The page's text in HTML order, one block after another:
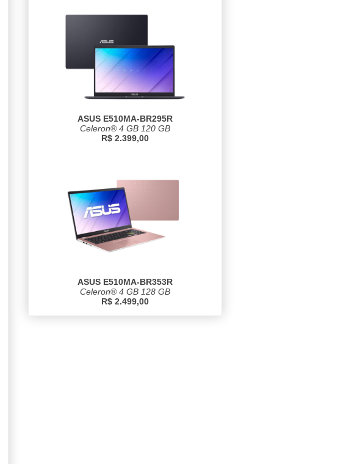
ASUS E510MA-BR295R
Celeron® 4 GB 120 GB
R$ 2.399,00
ASUS E510MA-BR353R
Celeron® 4 GB 128 GB
R$ 2.499,00